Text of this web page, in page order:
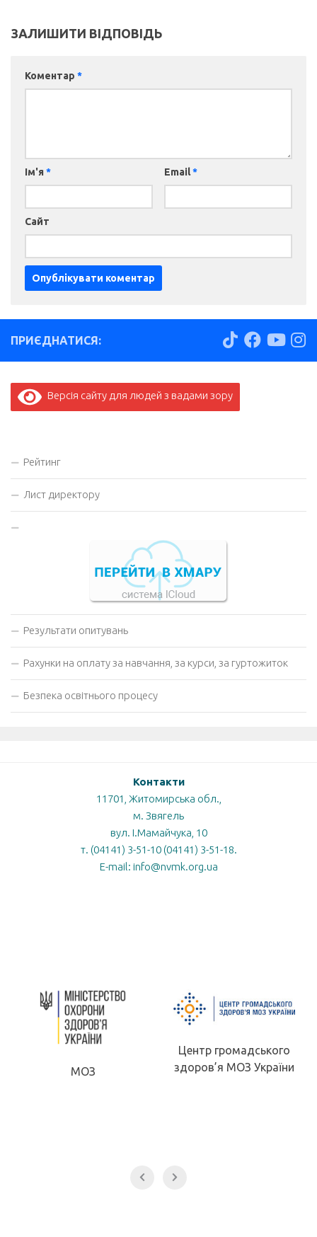
ЗАЛИШИТИ ВІДПОВІДЬ
Коментар *
Ім'я * Email*
Сайт
ПРИЄДНАТИСЯ:
Версія сайту для людей з вадами зору
Рейтинг
Лист директору
Результати опитувань
Рахунки на оплату за навчання, за курси, за гуртожиток
Безпека освітнього процесу
Контакти
11701, Житомирська обл.,
м. Звягель
вул. І.Мамайчука, 10
т. (04141) 3-51-10 (04141) 3-51-18.
E-mail: info@nvmk.org.ua
МОЗ
Центр громадського
здоров’я МОЗ України